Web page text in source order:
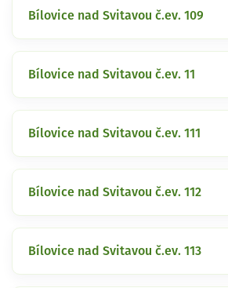
Bílovice nad Svitavou č.ev. 109
Bílovice nad Svitavou č.ev. 11
Bílovice nad Svitavou č.ev. 111
Bílovice nad Svitavou č.ev. 112
Bílovice nad Svitavou č.ev. 113